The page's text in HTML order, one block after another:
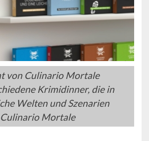
von Culinario Mortale
Krimidinner, die in
Welten und Szenarien
Mortale